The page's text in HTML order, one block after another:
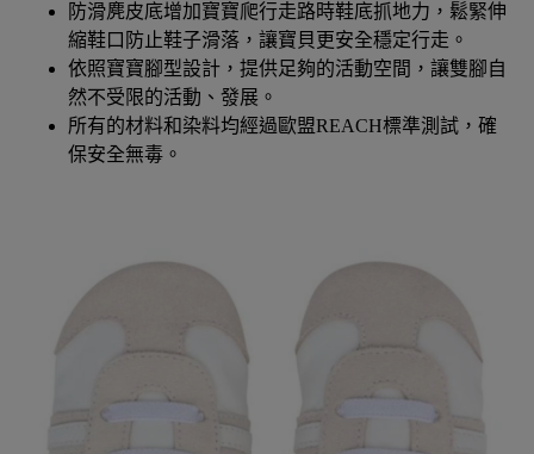
防滑麂皮底增加寶寶爬行走路時鞋底抓地力，鬆緊伸
縮鞋口防止鞋子滑落，讓寶貝更安全穩定行走。
依照寶寶腳型設計，提供足夠的活動空間，讓雙腳自
然不受限的活動、發展。
所有的材料和染料均經過歐盟REACH標準測試，確
保安全無毒。